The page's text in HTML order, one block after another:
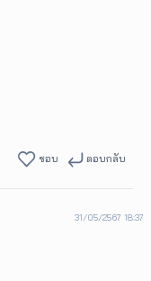
ชอบ ตอบกลับ
31/05/2567 18:37